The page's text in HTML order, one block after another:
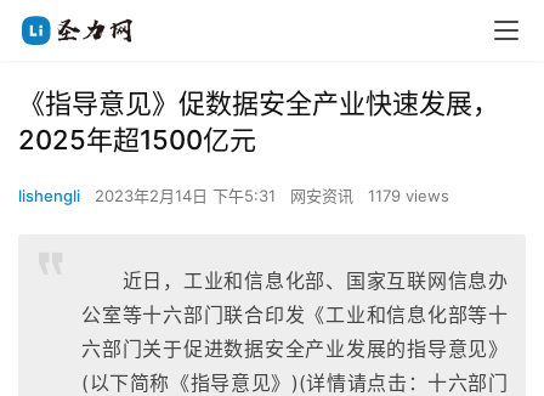
《指导意见》促数据安全产业快速发展，
2025年超1500亿元
lishengli 2023年2月14日 下午5:31 网安资讯 1179 views
近日，工业和信息化部、国家互联网信息办
公室等十六部门联合印发《工业和信息化部等十
六部门关于促进数据安全产业发展的指导意见》
(以下简称《指导意见》)(详情请点击：十六部门